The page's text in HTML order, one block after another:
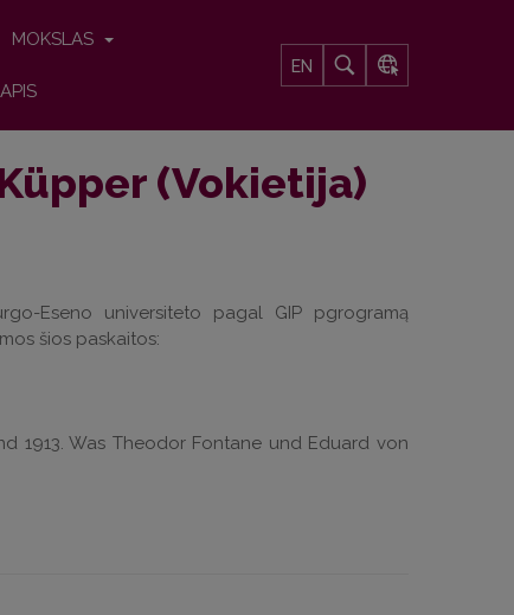
MOKSLAS
EN
(Vokietija)
Eseno universiteto pagal GIP pgrogramą
šios paskaitos:
1913. Was Theodor Fontane und Eduard von